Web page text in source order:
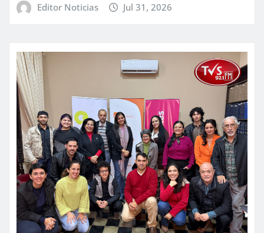
Editor Noticias Jul 31, 2026